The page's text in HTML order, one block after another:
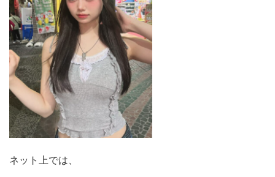
ネット上では、